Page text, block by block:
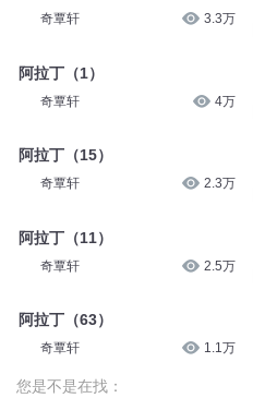
奇覃轩 3.3万
阿拉丁（1）
奇覃轩 4万
阿拉丁（15）
奇覃轩 2.3万
阿拉丁（11）
奇覃轩 2.5万
阿拉丁（63）
奇覃轩 1.1万
您是不是在找：